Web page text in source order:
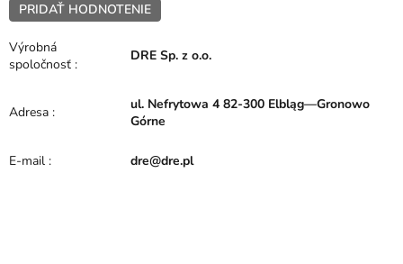
PRIDAŤ HODNOTENIE
V
ý
p
h
n
Výrobná
spoločnosť :
DRE Sp. z o.o.
Adresa :
ul. Nefrytowa 4 82-300 Elbląg—Gronowo
Górne
E-mail : dre@dre.pl